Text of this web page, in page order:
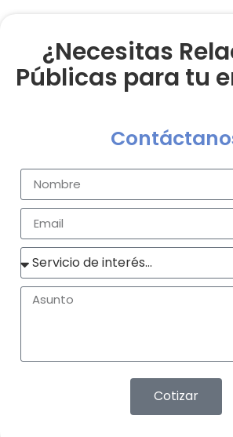
¿Necesitas
Públicas para tu
Cotizar